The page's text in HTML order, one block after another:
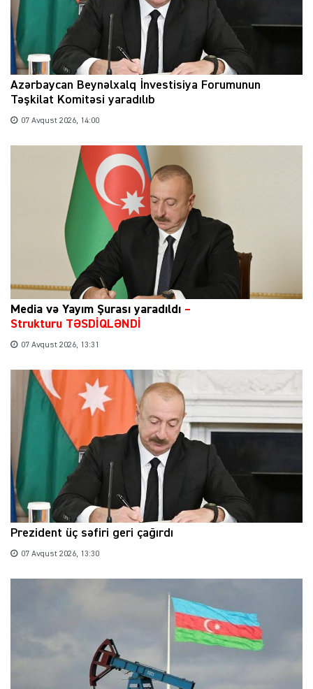
Azərbaycan Beynəlxalq İnvestisiya Forumunun
Təşkilat Komitəsi yaradılıb
07 Avqust 2026, 14:00
Media və Yayım Şurası yaradıldı –
Strukturu TƏSDİQLƏNDİ
07 Avqust 2026, 13:31
Prezident üç səfiri geri çağırdı
07 Avqust 2026, 13:30